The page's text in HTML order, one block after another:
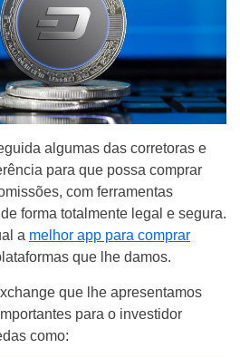
algumas das corretoras e
para que possa comprar
com ferramentas
forma totalmente legal e segura.
a melhor app para comprar
que lhe damos.
que lhe apresentamos
para o investidor
como: